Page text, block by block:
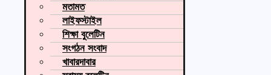
মতামত
লাইফস্টাইল
শিক্ষা বুলেটিন
সংগঠন সংবাদ
খাবারদাবার